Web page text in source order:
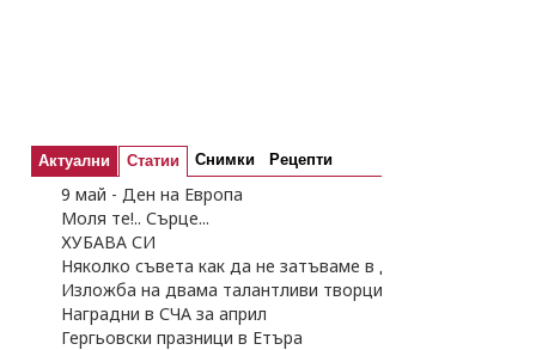
Актуални Статии Снимки Рецепти
9 май - Ден на Европа
Моля те!.. Сърце...
ХУБАВА СИ
Няколко съвета как да не затъваме в дългове
Изложба на двама талантливи творци
Наградни в СЧА за април
Гергьовски празници в Етъра